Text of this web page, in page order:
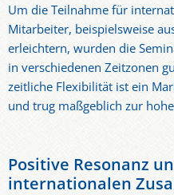
Um die Teilnahme für
Mitarbeiter, beispielsweise
erleichtern, wurden die
in verschiedenen Zeitzonen
zeitliche Flexibilität ist ein
und trug maßgeblich zur
Positive Resonanz
internationalen